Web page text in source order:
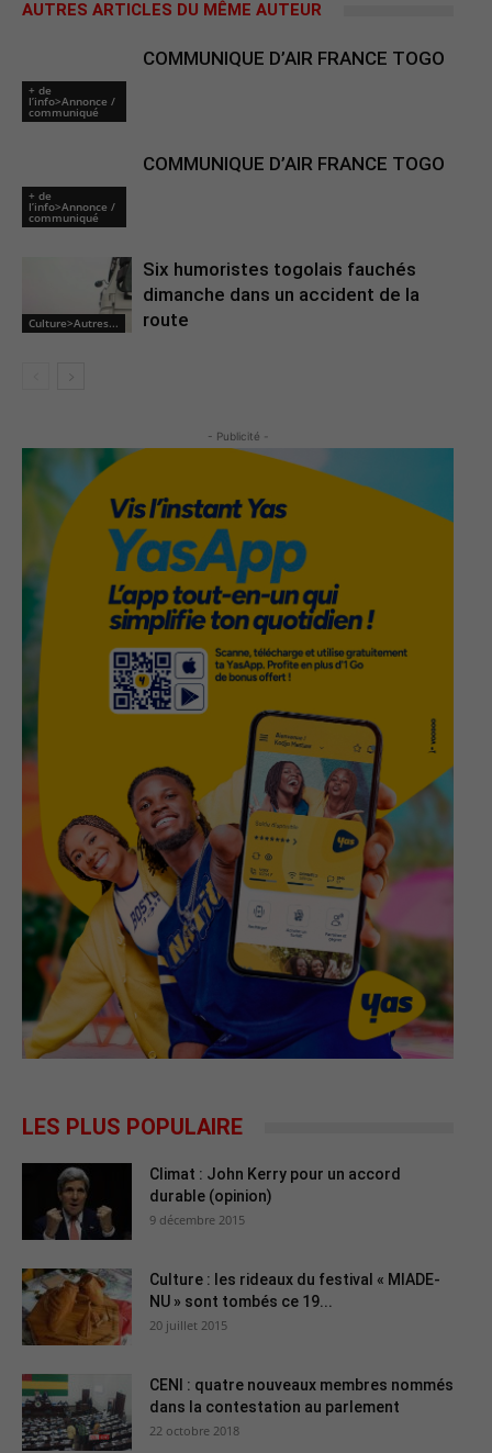
AUTRES ARTICLES DU MÊME AUTEUR
+ de
l’info>Annonce /
communiqué
COMMUNIQUE D’AIR FRANCE TOGO
+ de
l’info>Annonce /
communiqué
COMMUNIQUE D’AIR FRANCE TOGO
Culture>Autres...
Six humoristes togolais fauchés
dimanche dans un accident de la
route
- Publicité -
LES PLUS POPULAIRE
Climat : John Kerry pour un accord
durable (opinion)
9 décembre 2015
Culture : les rideaux du festival « MIADE-
NU » sont tombés ce 19...
20 juillet 2015
CENI : quatre nouveaux membres nommés
dans la contestation au parlement
22 octobre 2018